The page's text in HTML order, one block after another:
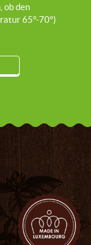
ob den
65°-70°)